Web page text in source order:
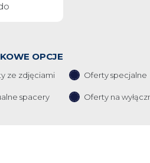
OPCJE
ze zdjęciami Oferty specjalne
spacery Oferty na